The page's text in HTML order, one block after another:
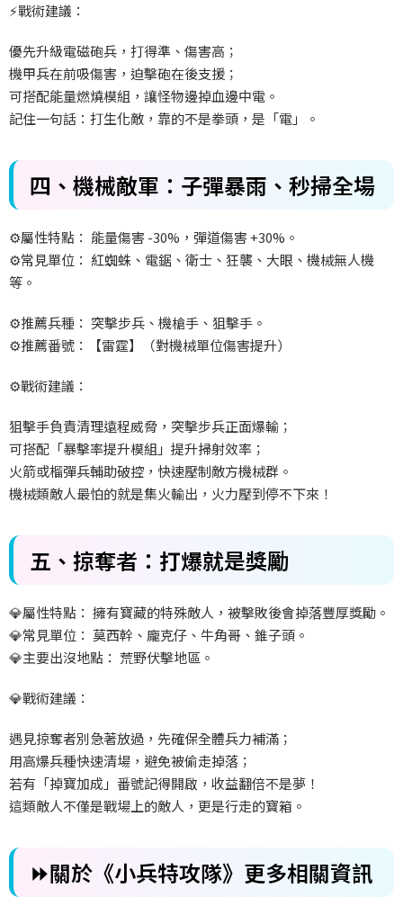
⚡戰術建議：
優先升級電磁砲兵，打得準、傷害高；
機甲兵在前吸傷害，迫擊砲在後支援；
可搭配能量燃燒模組，讓怪物邊掉血邊中電。
記住一句話：打生化敵，靠的不是拳頭，是「電」。
四、機械敵軍：子彈暴雨、秒掃全場
⚙️屬性特點： 能量傷害 -30% ，彈道傷害 +30% 。
⚙️常見單位： 紅蜘蛛、電鋸、衛士、狂襲、大眼、機械無人機
等。
⚙️推薦兵種： 突擊步兵、機槍手、狙擊手。
⚙️推薦番號：【雷霆】（對機械單位傷害提升）
⚙️戰術建議：
狙擊手負責清理遠程威脅，突擊步兵正面爆輸；
可搭配「暴擊率提升模組」提升掃射效率；
火箭或榴彈兵輔助破控，快速壓制敵方機械群。
機械類敵人最怕的就是集火輸出，火力壓到停不下來！
五、掠奪者：打爆就是獎勵
💎屬性特點： 擁有寶藏的特殊敵人，被擊敗後會掉落豐厚獎勵。
💎常見單位： 莫西幹、龐克仔、牛角哥、錐子頭。
💎主要出沒地點： 荒野伏擊地區。
💎戰術建議：
遇見掠奪者別急著放過，先確保全體兵力補滿；
用高爆兵種快速清場，避免被偷走掉落；
若有「掉寶加成」番號記得開啟，收益翻倍不是夢！
這類敵人不僅是戰場上的敵人，更是行走的寶箱。
⏩關於《小兵特攻隊》更多相關資訊